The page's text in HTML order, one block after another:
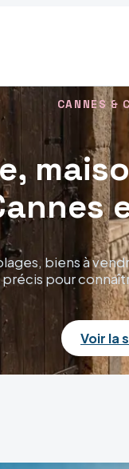
CANNES &
biens à
précis pour
Voir la